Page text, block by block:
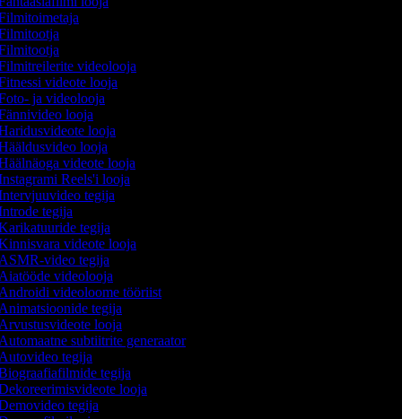
videolooja
videote looja
ja videolooja
looja
looja
looja
videote looja
Reels'i looja
tegija
tegija
tegija
videote looja
video tegija
videolooja
videoloome tööriist
tegija
looja
subtiitrite generaator
tegija
tegija
looja
tegija